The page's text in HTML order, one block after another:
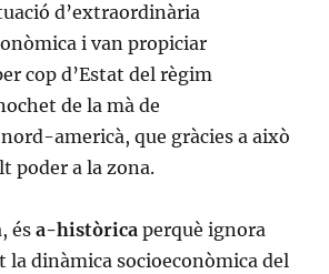
d’extraordinària
i van propiciar
cop d’Estat del règim
de la mà de
americà, que gràcies a això
poder a la zona.
ésa-històrica perquè ignora
la dinàmica socioeconòmica del